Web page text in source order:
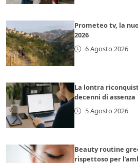
Prometeo tv, la
2026
6 Agosto 2026
La lontra
decenni di assenza
5 Agosto 2026
Beauty routine
rispettoso per